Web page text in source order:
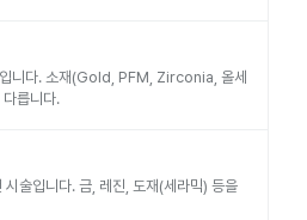
니다. 소재(Gold, PFM, Zirconia, 올세
릅니다.
술입니다. 금, 레진, 도재(세라믹) 등을